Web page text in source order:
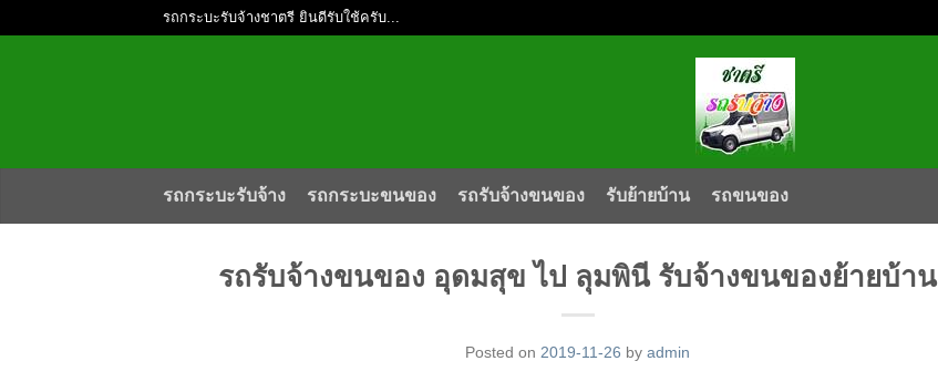
รถกระบะรับจ้างชาตรี ยินดีรับใช้ครับ...
รถกระบะรับจ้าง รถกระบะขนของ รถรับจ้างขนของ รับย้ายบ้าน รถขนของ
รถรับจ้างขนของ อุดมสุข ไป ลุมพินี รับจ้างขนของย้ายบ้าน
Posted on 2019-11-26 by admin